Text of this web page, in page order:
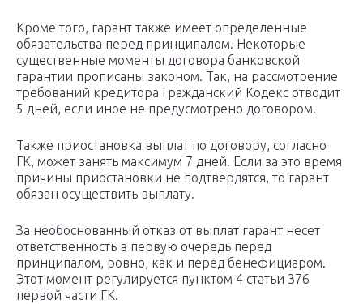
Кроме того, гарант также имеет определенные
обязательства перед принципалом. Некоторые
существенные моменты договора банковской
гарантии прописаны законом. Так, на рассмотрение
требований кредитора Гражданский Кодекс отводит
5 дней, если иное не предусмотрено договором.
Также приостановка выплат по договору, согласно
ГК, может занять максимум 7 дней. Если за это время
причины приостановки не подтвердятся, то гарант
обязан осуществить выплату.
За необоснованный отказ от выплат гарант несет
ответственность в первую очередь перед
принципалом, ровно, как и перед бенефициаром.
Этот момент регулируется пунктом 4 статьи 376
первой части ГК.